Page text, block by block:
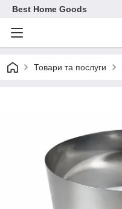
Best Home Goods
Товари та послуги